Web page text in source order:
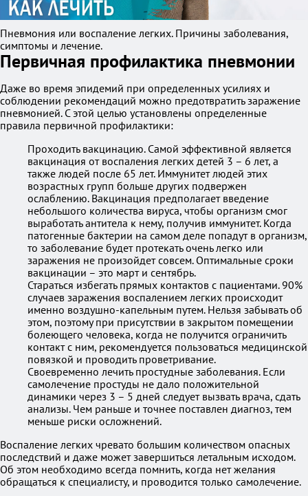
Пневмония или воспаление легких. Причины заболевания,
симптомы и лечение.
Первичная профилактика пневмонии
Даже во время эпидемий при определенных усилиях и
соблюдении рекомендаций можно предотвратить заражение
пневмонией. С этой целью установлены определенные
правила первичной профилактики:
Проходить вакцинацию. Самой эффективной является
вакцинация от воспаления легких детей 3 – 6 лет, а
также людей после 65 лет. Иммунитет людей этих
возрастных групп больше других подвержен
ослаблению. Вакцинация предполагает введение
небольшого количества вируса, чтобы организм смог
выработать антитела к нему, получив иммунитет. Когда
патогенные бактерии на самом деле попадут в организм,
то заболевание будет протекать очень легко или
заражения не произойдет совсем. Оптимальные сроки
вакцинации – это март и сентябрь.
Стараться избегать прямых контактов с пациентами. 90%
случаев заражения воспалением легких происходит
именно воздушно-капельным путем. Нельзя забывать об
этом, поэтому при присутствии в закрытом помещении
болеющего человека, когда не получится ограничить
контакт с ним, рекомендуется пользоваться медицинской
повязкой и проводить проветривание.
Своевременно лечить простудные заболевания. Если
самолечение простуды не дало положительной
динамики через 3 – 5 дней следует вызвать врача, сдать
анализы. Чем раньше и точнее поставлен диагноз, тем
меньше риски осложнений.
Воспаление легких чревато большим количеством опасных
последствий и даже может завершиться летальным исходом.
Об этом необходимо всегда помнить, когда нет желания
обращаться к специалисту, и проводится только самолечение.